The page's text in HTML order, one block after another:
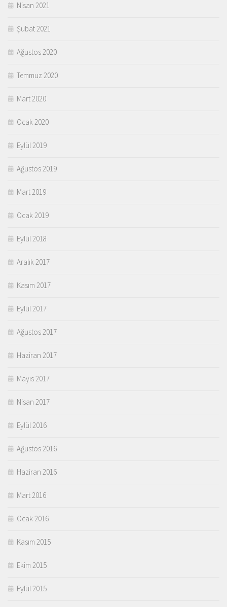
Nisan 2021
Şubat 2021
Ağustos 2020
Temmuz 2020
Mart 2020
Ocak 2020
Eylül 2019
Ağustos 2019
Mart 2019
Ocak 2019
Eylül 2018
Aralık 2017
Kasım 2017
Eylül 2017
Ağustos 2017
Haziran 2017
Mayıs 2017
Nisan 2017
Eylül 2016
Ağustos 2016
Haziran 2016
Mart 2016
Ocak 2016
Kasım 2015
Ekim 2015
Eylül 2015